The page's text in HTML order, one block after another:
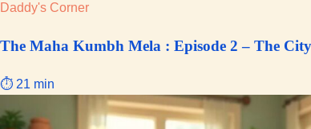
Daddy's Corner
The Maha Kumbh Mela : Episode 2 – The
⏱ 21 min